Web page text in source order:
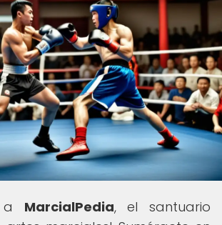
a MarcialPedia, el santuario